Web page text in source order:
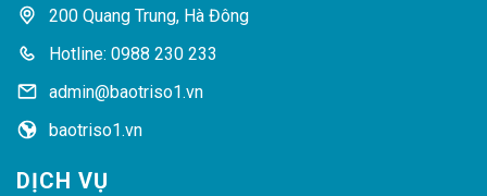
200 Quang Trung, Hà Đông
Hotline: 0988 230 233
admin@baotriso1.vn
baotriso1.vn
DỊCH VỤ